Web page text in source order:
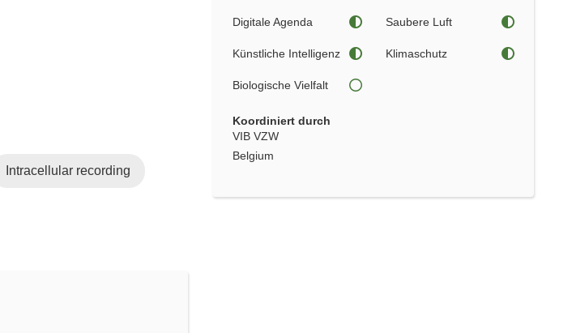
Digitale Agenda Saubere Luft
Künstliche Intelligenz Klimaschutz
Biologische Vielfalt
Koordiniert durch
VIB VZW
Belgium
Intracellular recording